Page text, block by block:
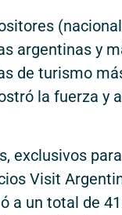
argentinas y
de turismo
la fuerza y
exclusivos
Visit
a un total de